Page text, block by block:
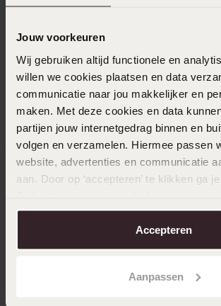
Jouw voorkeuren
Wij gebruiken altijd functionele en
willen we cookies plaatsen en data
communicatie naar jou makkelijker en
maken. Met deze cookies en data
partijen jouw internetgedrag binnen en
volgen en verzamelen. Hiermee passen
website, advertenties en communicatie
aan. Door op ‘accepteren’ te klikken ga
over in onscookiebeleid.
Accepteren
Aanpassen
Stainless steel goldplated
2e gratis Bestseller